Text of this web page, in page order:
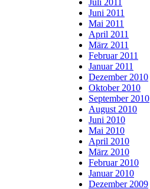
Juni 2011
Mai 2011
April 2011
März 2011
Februar 2011
Januar 2011
Dezember 2010
Oktober 2010
September 2010
August 2010
Juni 2010
Mai 2010
April 2010
März 2010
Februar 2010
Januar 2010
Dezember 2009